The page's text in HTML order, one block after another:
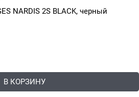
NARDIS 2S BLACK, черный
В КОРЗИНУ